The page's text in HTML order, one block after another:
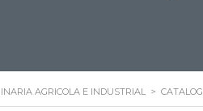
AGRICOLA E INDUSTRIAL >